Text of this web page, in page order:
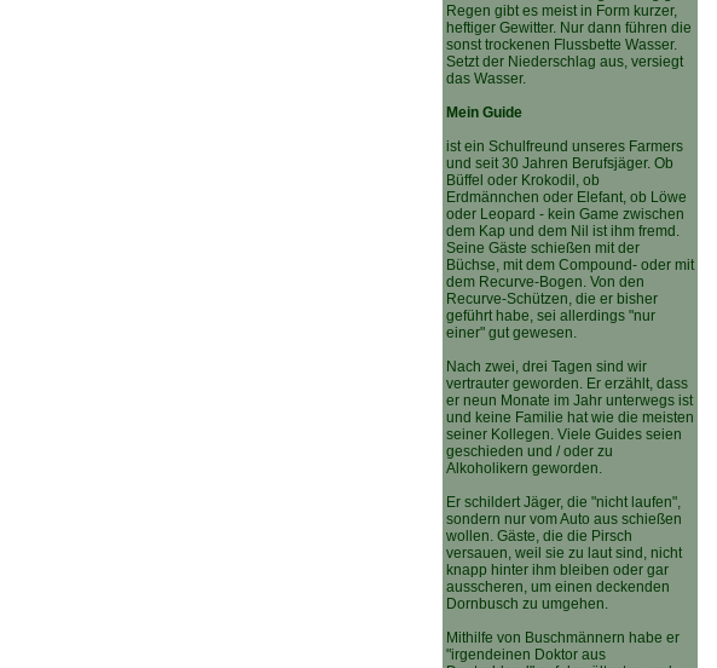
Regen gibt es meist in Form kurzer,
heftiger Gewitter. Nur dann führen die
sonst trockenen Flussbette Wasser.
Setzt der Niederschlag aus, versiegt
das Wasser.
Mein Guide
ist ein Schulfreund unseres Farmers
und seit 30 Jahren Berufsjäger. Ob
Büffel oder Krokodil, ob
Erdmännchen oder Elefant, ob Löwe
oder Leopard - kein Game zwischen
dem Kap und dem Nil ist ihm fremd.
Seine Gäste schießen mit der
Büchse, mit dem Compound- oder mit
dem Recurve-Bogen. Von den
Recurve-Schützen, die er bisher
geführt habe, sei allerdings "nur
einer" gut gewesen.
Nach zwei, drei Tagen sind wir
vertrauter geworden. Er erzählt, dass
er neun Monate im Jahr unterwegs ist
und keine Familie hat wie die meisten
seiner Kollegen. Viele Guides seien
geschieden und / oder zu
Alkoholikern geworden.
Er schildert Jäger, die "nicht laufen",
sondern nur vom Auto aus schießen
wollen. Gäste, die die Pirsch
versauen, weil sie zu laut sind, nicht
knapp hinter ihm bleiben oder gar
ausscheren, um einen deckenden
Dornbusch zu umgehen.
Mithilfe von Buschmännern habe er
"irgendeinen Doktor aus